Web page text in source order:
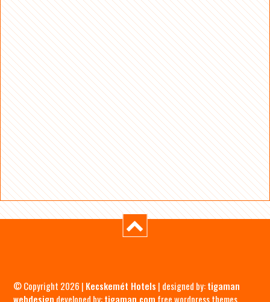
© Copyright 2026 | Kecskemét Hotels | designed by:tigaman
webdesign developed by:tigaman.com free wordpress themes